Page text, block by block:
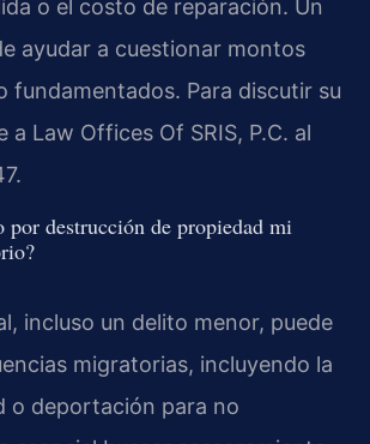
o el costo de reparación. Un
ayudar a cuestionar montos
fundamentados. Para discutir su
a Law Offices Of SRIS, P.C. al
por destrucción de propiedad mi
incluso un delito menor, puede
migratorias, incluyendo la
o deportación para no